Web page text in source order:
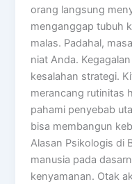
orang langsung
menganggap tubuh
malas. Padahal,
niat Anda.
kesalahan strategi.
merancang rutinitas
pahami penyebab
bisa membangun
Alasan Psikologis di
manusia pada
kenyamanan. Otak